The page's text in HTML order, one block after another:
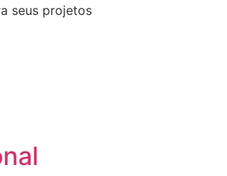
seus projetos